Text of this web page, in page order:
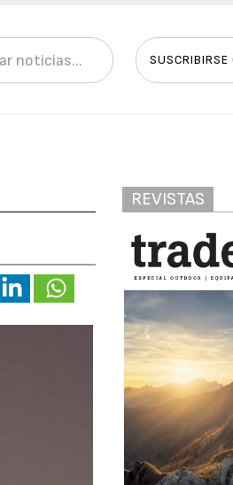
SUSCRIBIRSE
REVISTAS